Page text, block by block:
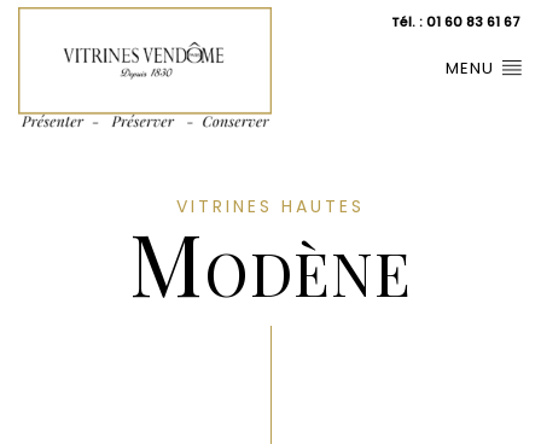
Tél. : 01 60 83 61 67
MENU
VITRINES HAUTES
Modène